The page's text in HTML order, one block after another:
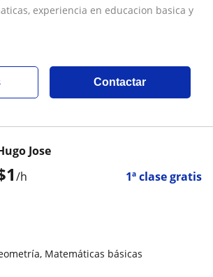
experiencia en educacion basica y
Contactar
1/h 1ª clase gratis
Jose
Matemáticas básicas